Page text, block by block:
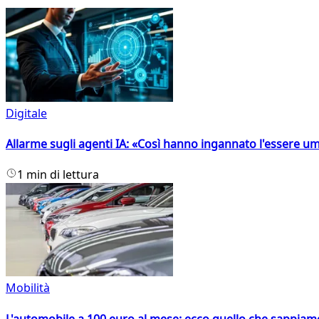
Digitale
Allarme sugli agenti IA: «Così hanno ingannato l'essere
1 min di lettura
Mobilità